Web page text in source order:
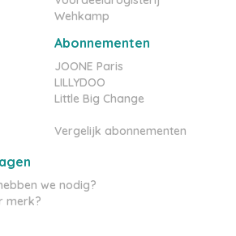
Wehkamp
Abonnementen
JOONE Paris
LILLYDOO
Little Big Change
Vergelijk abonnementen
we nodig?
merk?